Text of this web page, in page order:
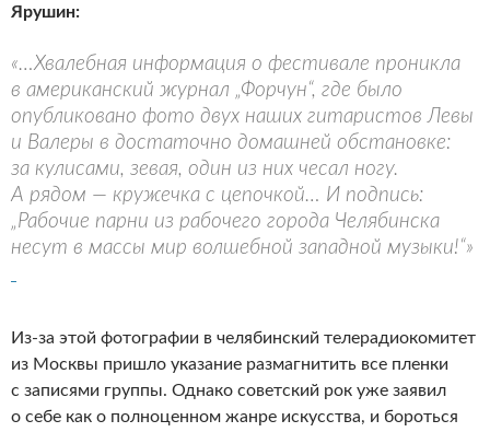
Ярушин:
«…Хвалебная информация о фестивале проникла
в американский журнал „Форчун“, где было
опубликовано фото двух наших гитаристов Левы
и Валеры в достаточно домашней обстановке:
за кулисами, зевая, один из них чесал ногу.
А рядом — кружечка с цепочкой… И подпись:
„Рабочие парни из рабочего города Челябинска
несут в массы мир волшебной западной музыки!“»
Из-за этой фотографии в челябинский телерадиокомитет
из Москвы пришло указание размагнитить все пленки
с записями группы. Однако советский рок уже заявил
о себе как о полноценном жанре искусства, и бороться